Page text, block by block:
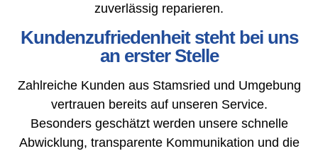
zuverlässig reparieren.
Kundenzufriedenheit steht bei uns
an erster Stelle
Zahlreiche Kunden aus Stamsried und Umgebung
vertrauen bereits auf unseren Service.
Besonders geschätzt werden unsere schnelle
Abwicklung, transparente Kommunikation und die